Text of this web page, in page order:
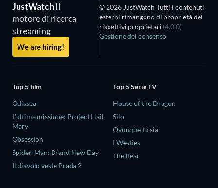
JustWatch Il
motore di ricerca
streaming
We are hiring!
© 2026 JustWatch Tutti i contenuti
esterni rimangono di proprietà dei
rispettivi proprietari (4.0.0)
Gestione del consenso
Top 5 film
Odissea
L'ultima missione: Project Hail
Mary
Obsession
Spider-Man: Brand New Day
Il diavolo veste Prada 2
Top 5 Serie TV
House of the Dragon
Silo
Ovunque tu sia
I Westies
The Bear